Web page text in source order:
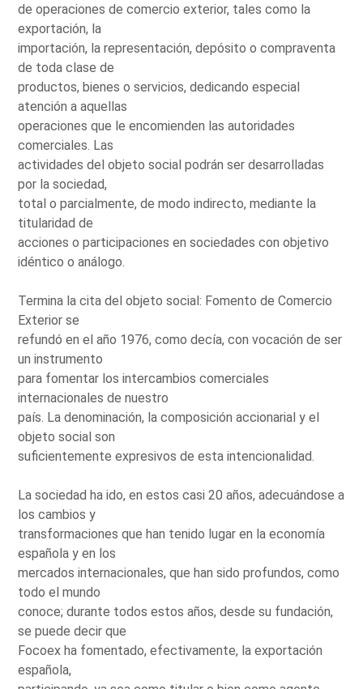
de operaciones de comercio exterior, tales como la
exportación, la
importación, la representación, depósito o compraventa
de toda clase de
productos, bienes o servicios, dedicando especial
atención a aquellas
operaciones que le encomienden las autoridades
comerciales. Las
actividades del objeto social podrán ser desarrolladas
por la sociedad,
total o parcialmente, de modo indirecto, mediante la
titularidad de
acciones o participaciones en sociedades con objetivo
idéntico o análogo.
Termina la cita del objeto social: Fomento de Comercio
Exterior se
refundó en el año 1976, como decía, con vocación de ser
un instrumento
para fomentar los intercambios comerciales
internacionales de nuestro
país. La denominación, la composición accionarial y el
objeto social son
suficientemente expresivos de esta intencionalidad.
La sociedad ha ido, en estos casi 20 años, adecuándose a
los cambios y
transformaciones que han tenido lugar en la economía
española y en los
mercados internacionales, que han sido profundos, como
todo el mundo
conoce; durante todos estos años, desde su fundación,
se puede decir que
Focoex ha fomentado, efectivamente, la exportación
española,